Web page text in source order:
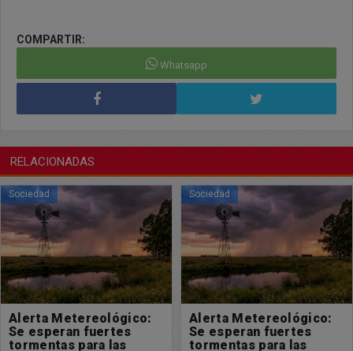
COMPARTIR:
Whatsapp
RELACIONADAS
Sociedad
Alerta Metereológico:
Se esperan fuertes
tormentas para las
Sociedad
Solicitada: En defensa
de la Ley de Tierras y de
la soberanía nacional